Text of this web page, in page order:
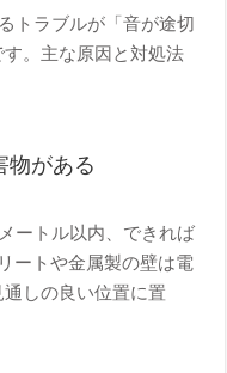
トラブルが「音が途切
。主な原因と対処法
物がある
ートル以内、できれば
ートや金属製の壁は電
しの良い位置に置